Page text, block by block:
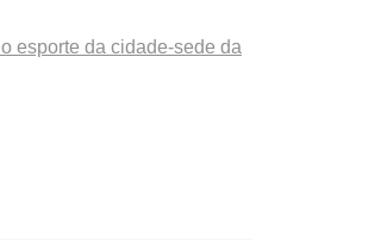
esporte da cidade-sede da